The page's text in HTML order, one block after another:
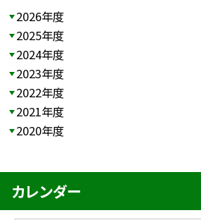
2026年度
2025年度
2024年度
2023年度
2022年度
2021年度
2020年度
カレンダー